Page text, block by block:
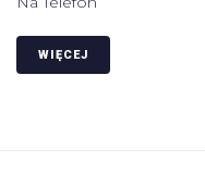
WIĘCEJ